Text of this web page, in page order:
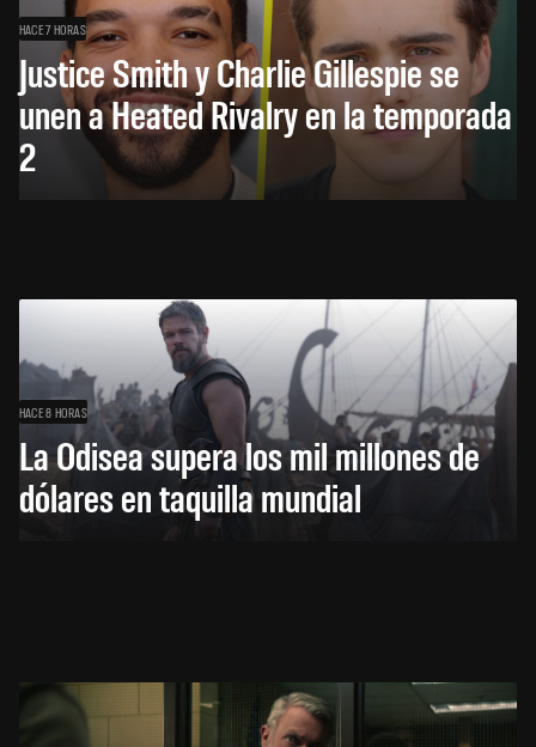
HACE 7 HORAS
Justice Smith y Charlie Gillespie se
unen a Heated Rivalry en la temporada
2
HACE 8 HORAS
La Odisea supera los mil millones de
dólares en taquilla mundial